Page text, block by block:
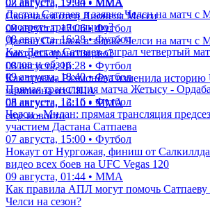
08 августа, 17:30 • ММА
Скончался отец Лионеля Месси
08 августа, 17:06 • Футбол
Дастан Сатпаев в заявке Челси на матч с
смотреть трансляцию?
08 августа, 16:28 • Футбол
Как травма Рахмонова изменила
чемпиона из США
08 августа, 16:10 • ММА
еще новости
Дастан Сатпаев в заявке Челси на матч с
смотреть трансляцию?
08 августа, 16:28 • Футбол
Как Дастан Сатпаев сыграл четвертый
голов и обзор
09 августа, 18:40 • Футбол
Прямая трансляция матча Жетысу -
08 августа, 12:16 • Футбол
Челси - Милан: прямая трансляция
участием Дастана Сатпаева
07 августа, 15:00 • Футбол
Нокаут от Нургожая, финиш от
видео всех боев на UFC Vegas 120
09 августа, 01:44 • ММА
Как правила АПЛ могут помочь Сатпаеву
Челси на сезон?